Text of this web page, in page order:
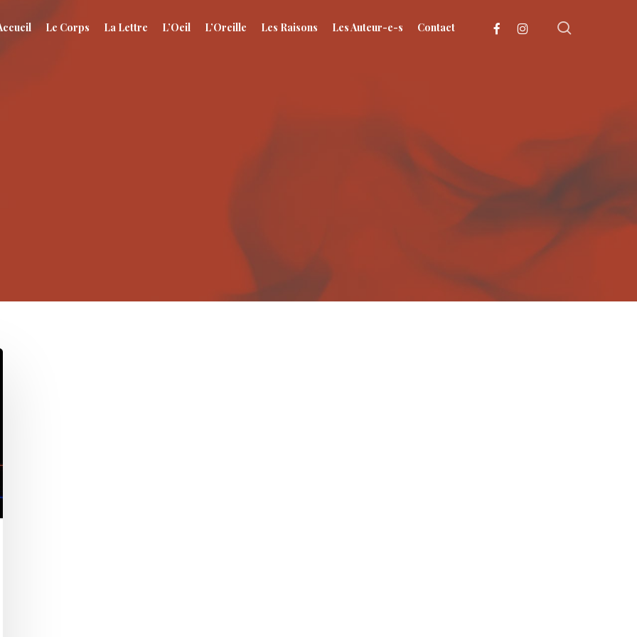
Le Corps La Lettre L’Oeil L’Oreille Les Raisons Les Auteur-e-s Contact facebookinstagram